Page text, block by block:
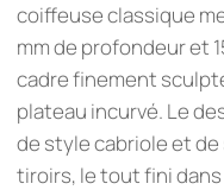
coiffeuse classique
mm de profondeur et
cadre finement
plateau incurvé. Le
de style cabriole et
tiroirs, le tout fini